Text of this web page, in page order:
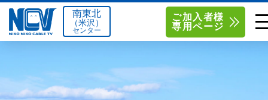
南東北センター（福島）
単品料金
南東北
（米沢）
センター
ご加入者様
専用ページ